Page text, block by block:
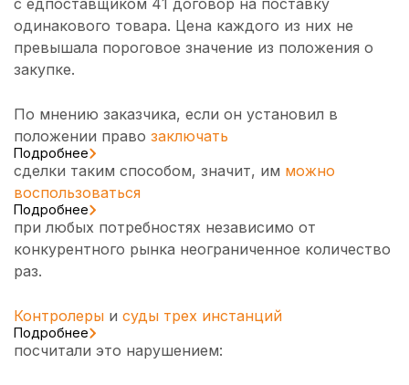
с едпоставщиком 41 договор на поставку
одинакового товара. Цена каждого из них не
превышала пороговое значение из положения о
закупке.
По мнению заказчика, если он установил в
положении право заключать
Подробнее
сделки таким способом, значит, им можно
воспользоваться
Подробнее
при любых потребностях независимо от
конкурентного рынка неограниченное количество
раз.
Контролеры и суды трех инстанций
Подробнее
посчитали это нарушением: